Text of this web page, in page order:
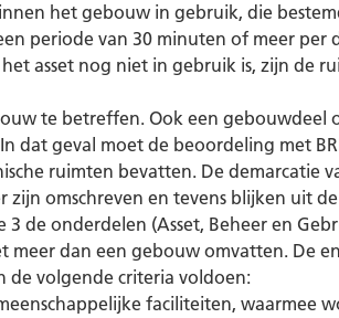
het gebouw in gebruik, die
periode van 30 minuten of meer per
het asset nog niet in gebruik is, zijn de
te betreffen. Ook een gebouwdeel
dat geval moet de beoordeling met
ruimten bevatten. De demarcatie
omschreven en tevens blijken uit
de onderdelen (Asset, Beheer en
meer dan een gebouw omvatten. De
de volgende criteria voldoen:
faciliteiten, waarmee